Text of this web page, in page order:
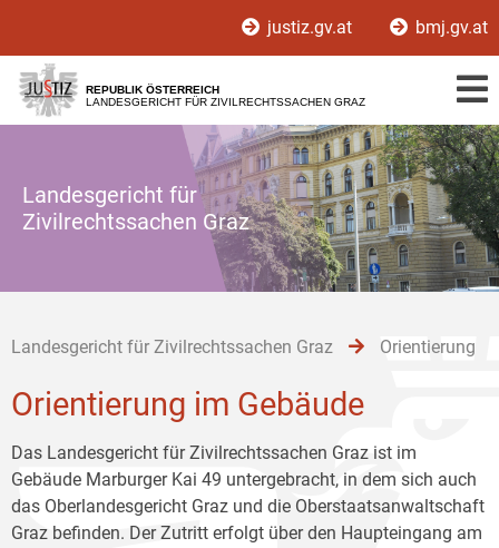
[1]
[2]
[3]
justiz.gv.at bmj.gv.at
REPUBLIK ÖSTERREICH
LANDESGERICHT FÜR ZIVILRECHTSSACHEN GRAZ
Landesgericht für
Zivilrechtssachen Graz
Landesgericht für Zivilrechtssachen Graz Orientierung
Orientierung im Gebäude
Das Landesgericht für Zivilrechtssachen Graz ist im
Gebäude Marburger Kai 49 untergebracht, in dem sich auch
das Oberlandesgericht Graz und die Oberstaatsanwaltschaft
Graz befinden. Der Zutritt erfolgt über den Haupteingang am